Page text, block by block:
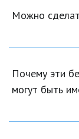
Можно
Почему эти
могут быть